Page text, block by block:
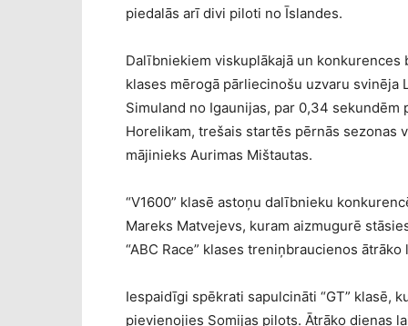
piedalās arī divi piloti no Īslandes.
Dalībniekiem viskuplākajā un konkurences
klases mērogā pārliecinošu uzvaru svinēja
Simuland no Igaunijas, par 0,34
Horelikam, trešais startēs pērnās sezonas
mājinieks Aurimas Mištautas.
“V1600” klasē astoņu dalībnieku
Mareks Matvejevs, kuram aizmugurē
“ABC Race” klases treniņbraucienos
Iespaidīgi spēkrati sapulcināti “GT” klasē,
pievienojies Somijas pilots. Ātrāko dienas